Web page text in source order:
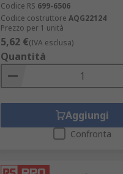
Codice RS 699-6506
Codice costruttore AQG22124
Prezzo per 1 unità
5,62 €(IVA esclusa)
Quantità
Aggiungi
Confronta